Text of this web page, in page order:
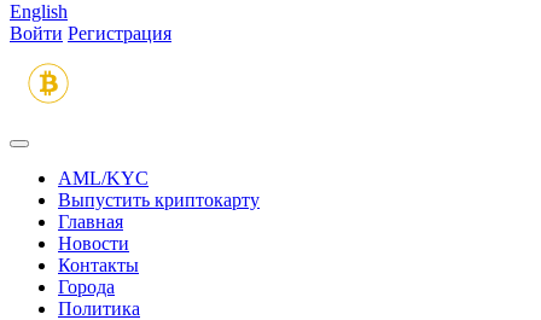
English
Войти Регистрация
AML/KYC
Выпустить криптокарту
Главная
Новости
Контакты
Города
Политика